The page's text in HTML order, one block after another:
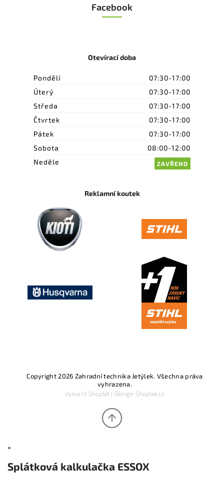
Facebook
Otevírací doba
Pondělí
07:30-17:00
Úterý
07:30-17:00
Středa
07:30-17:00
Čtvrtek
07:30-17:00
Pátek
07:30-17:00
Sobota
08:00-12:00
Neděle
ZAVŘENO
Reklamní koutek
Copyright 2026 Zahradní technika Jetýlek. Všechna práva
vyhrazena.
Vytvořil Shoptet| Design Shoptak.cz
×
Splátková kalkulačka ESSOX